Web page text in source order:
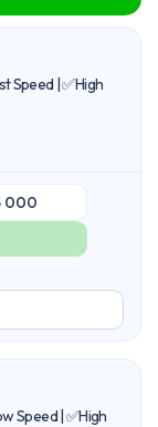
Speed | ✅High
000
Speed | ✅High